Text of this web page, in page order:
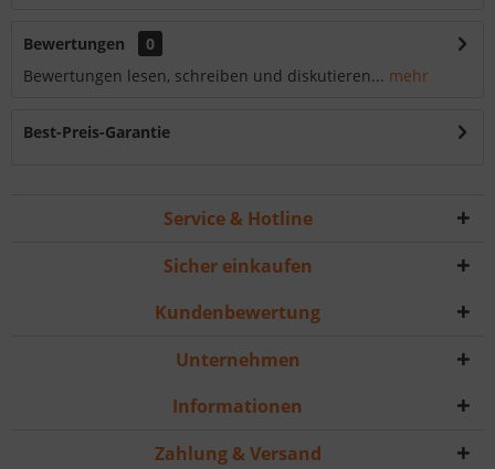
Bewertungen
0
Bewertungen lesen, schreiben und diskutieren... mehr
Best-Preis-Garantie
Service & Hotline
Sicher einkaufen
Kundenbewertung
Unternehmen
Informationen
Zahlung & Versand